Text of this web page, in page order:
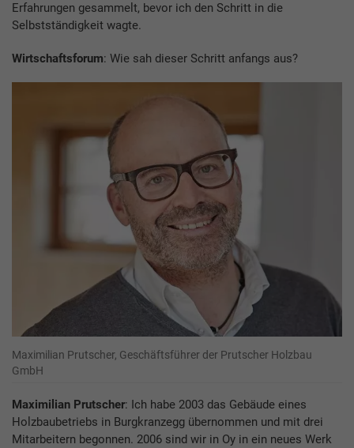
Erfahrungen gesammelt, bevor ich den Schritt in die
Selbstständigkeit wagte.
Wirtschaftsforum: Wie sah dieser Schritt anfangs aus?
Maximilian Prutscher, Geschäftsführer der Prutscher Holzbau
GmbH
Maximilian Prutscher: Ich habe 2003 das Gebäude eines
Holzbaubetriebs in Burgkranzegg übernommen und mit drei
Mitarbeitern begonnen. 2006 sind wir in Oy in ein neues Werk